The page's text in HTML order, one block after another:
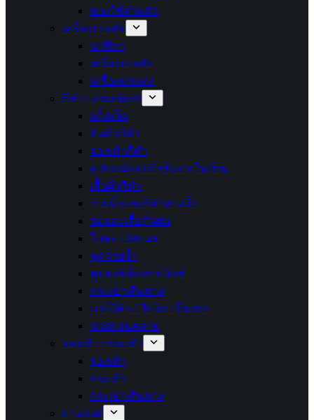
ของใช้ส่วนตัว
เครื่องประดับ
นาฬิกา
เครื่องประดับ
เครื่องตกแต่ง
กีฬา / งานอดิเรก
แก็ดเจ็ต
สินค้ากีฬา
รองเท้ากีฬา
อุปกรณ์ออกกำลังกายในบ้าน
เสื้อผ้ากีฬา
ว่ายน้ำและกีฬาทางน้ำ
ร่มและเสื้อกันฝน
โยคะ / ฟิตเนส
ชุดว่ายน้ำ
คูปองอิเล็กทรอนิกส์
กระเป๋าเดินทาง
บาร์บีคิว / ปิกนิก / ปีนเขา
นวดผ่อนคลาย
รองเท้า / กระเป๋า
รองเท้า
กระเป๋า
กระเป๋าเดินทาง
ยานยนต์